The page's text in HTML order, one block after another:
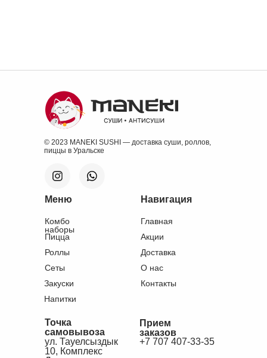
+7 707 407-33-35
Прием
заказов
ул. Тауелсыздык
10, Комплекс
Точка
самовывоза
Навигация
Главная
Доставка
О нас
Контакты
Акции
Комбо
наборы
Роллы
Сеты
Закуски
Напитки
Пицца
Меню
© 2023 MANEKI SUSHI — доставка суши, роллов,
пиццы в Уральске